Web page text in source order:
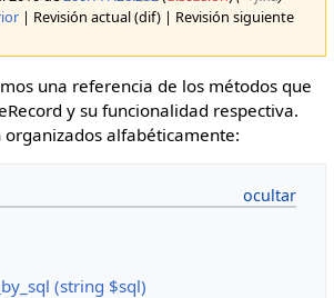
| Revisión actual (dif) | Revisión siguiente
una referencia de los métodos que
y su funcionalidad respectiva.
organizados alfabéticamente:
(string $sql)